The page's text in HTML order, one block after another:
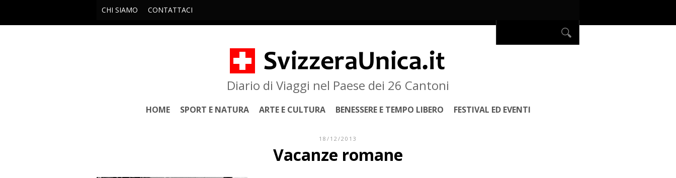
CHI SIAMO CONTATTACI
Diario di Viaggi nel Paese dei 26 Cantoni
HOME SPORT E NATURA ARTE E CULTURA BENESSERE E TEMPO LIBERO FESTIVAL ED EVENTI
18/12/2013
Vacanze romane